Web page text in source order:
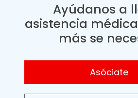
Ayúdanos a
asistencia
más se
Asóciate